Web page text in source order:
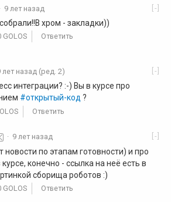
[-]
9 лет назад
хром - закладки))
GOLOS Ответить
[-]
лет назад (ред. 2)
интеграции? :-) Вы в курсе про
#открытый-код ?
Ответить
[-]
· 9 лет назад
новости по этапам готовности) и про
конечно - ссылка на неё есть в
сборища роботов :)
GOLOS Ответить